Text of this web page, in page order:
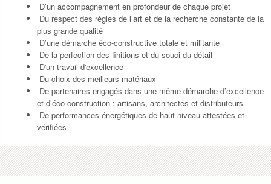
D’un accompagnement en profondeur de chaque projet
Du respect des règles de l’art et de la recherche constante de la
plus grande qualité
D’une démarche éco-constructive totale et militante
De la perfection des finitions et du souci du détail
D'un travail d'excellence
Du choix des meilleurs matériaux
De partenaires engagés dans une même démarche d’excellence
et d’éco-construction : artisans, architectes et distributeurs
De performances énergétiques de haut niveau attestées et
vérifiées